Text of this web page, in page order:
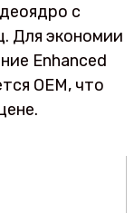
с
Для экономии
Enhanced
OEM, что